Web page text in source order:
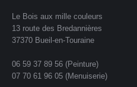
Le Bois aux mille couleurs
13 route des Bredannières
37370 Bueil-en-Touraine
06 59 37 89 56 (Peinture)
07 70 61 96 05 (Menuiserie)